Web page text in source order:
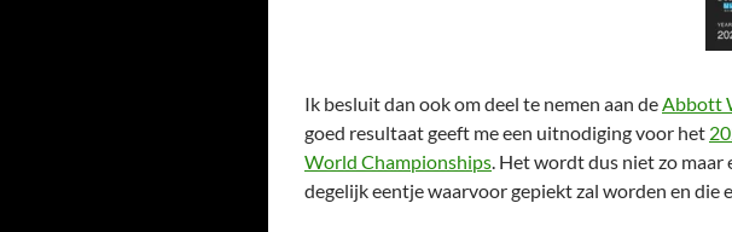
Ik besluit dan ook om deel te nemen aan deAbbott
goed resultaat geeft me een uitnodiging voor het
World Championships. Het wordt dus niet zo
degelijk eentje waarvoor gepiekt zal worden en die